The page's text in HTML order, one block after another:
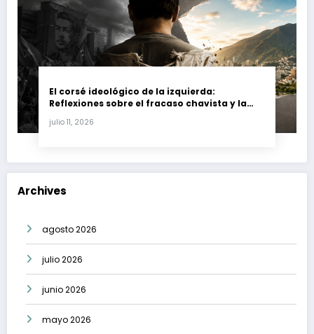
El corsé ideológico de la izquierda:
Reflexiones sobre el fracaso chavista y la
julio 11, 2026
Archives
agosto 2026
julio 2026
junio 2026
mayo 2026